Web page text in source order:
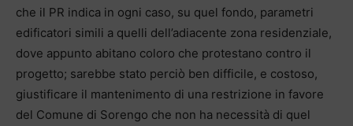
che il PR indica in ogni caso, su quel fondo, parametri
edificatori simili a quelli dell’adiacente zona residenziale,
dove appunto abitano coloro che protestano contro il
progetto; sarebbe stato perciò ben difficile, e costoso,
giustificare il mantenimento di una restrizione in favore
del Comune di Sorengo che non ha necessità di quel